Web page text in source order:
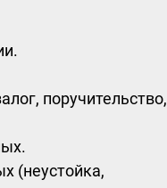
поручительство,
(неустойка,